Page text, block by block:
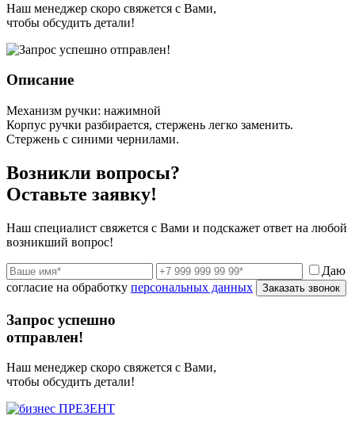
Наш менеджер скоро свяжется с Вами,
чтобы обсудить детали!
Описание
Механизм ручки: нажимной
Корпус ручки разбирается, стержень легко заменить.
Стержень с синими чернилами.
Возникли вопросы?
Оставьте заявку!
Наш специалист свяжется с Вами и подскажет ответ на любой
возникший вопрос!
Даю
согласие на обработку персональных данных Заказать звонок
Запрос успешно
отправлен!
Наш менеджер скоро свяжется с Вами,
чтобы обсудить детали!